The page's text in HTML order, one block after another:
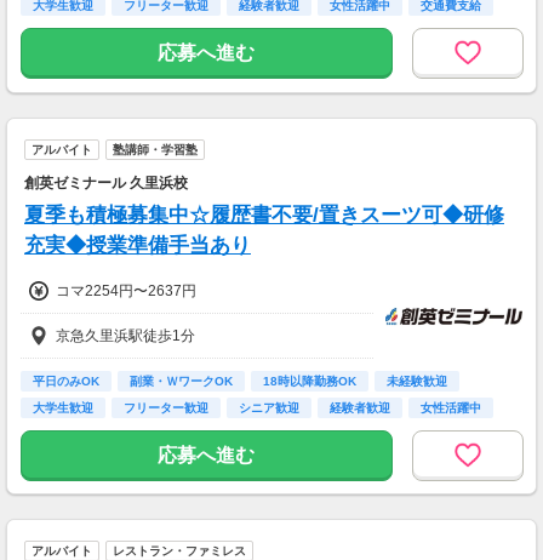
大学生歓迎
フリーター歓迎 経験者歓迎 女性活躍中 交通費支給
応募へ進む
アルバイト 塾講師・学習塾
創英ゼミナール 久里浜校
夏季も積極募集中☆履歴書不要/置きスーツ可◆研修
充実◆授業準備手当あり
コマ2254円〜2637円
京急久里浜駅徒歩1分
平日のみOK 副業・ＷワークOK 18時以降勤務OK
未経験歓迎
大学生歓迎
フリーター歓迎 シニア歓迎 経験者歓迎 女性活躍中
応募へ進む
アルバイト レストラン・ファミレス